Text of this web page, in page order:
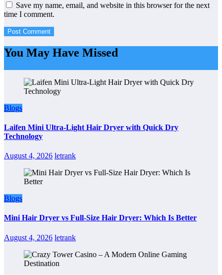
Save my name, email, and website in this browser for the next
time I comment.
You May Have Missed
Blogs
Laifen Mini Ultra-Light Hair Dryer with Quick Dry
Technology
August 4, 2026 letrank
Blogs
Mini Hair Dryer vs Full-Size Hair Dryer: Which Is Better
August 4, 2026 letrank